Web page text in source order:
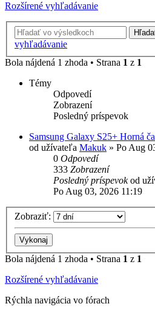
Rozšírené vyhľadávanie
vyhľadávanie
Bola nájdená 1 zhoda • Strana 1 z 1
Témy
Odpovedí
Zobrazení
Posledný príspevok
Samsung Galaxy S25+ Horná
od užívateľa Makuk » Po Aug
0 Odpovedí
333 Zobrazení
Posledný príspevokod
Po Aug 03, 2026 11:19
Zobraziť:
Bola nájdená 1 zhoda • Strana 1 z 1
Rozšírené vyhľadávanie
Rýchla navigácia vo fórach